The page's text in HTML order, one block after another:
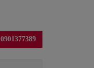
0901377389